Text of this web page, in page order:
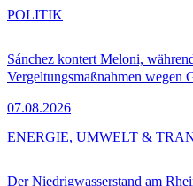
Sánchez kontert Meloni,
Vergeltungsmaßnahmen wegen
07.08.2026
POLITIK
Der Niedrigwasserstand am
ENERGIE, UMWELT &